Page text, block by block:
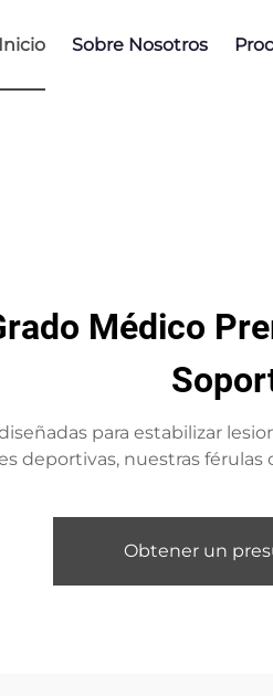
Sobre Nosotros
Médico
para estabilizar
deportivas, nuestras
Obtener un